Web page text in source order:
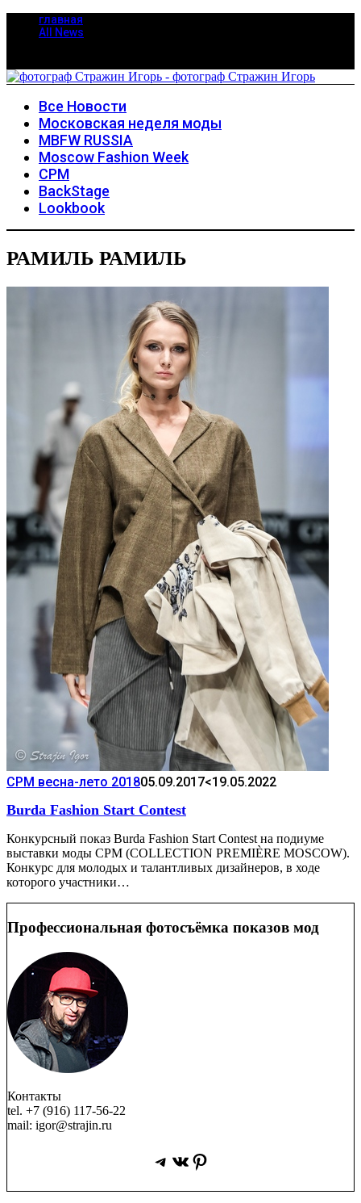
главная
All News
Все Новости
Московская неделя моды
MBFW RUSSIA
Moscow Fashion Week
CPM
BackStage
Lookbook
РАМИЛЬ РАМИЛЬ
CPM весна-лето 201805.09.2017<19.05.2022
Burda Fashion Start Contest
Конкурсный показ Burda Fashion Start Contest на подиуме
выставки моды CPM (COLLECTION PREMIÈRE MOSCOW).
Конкурс для молодых и талантливых дизайнеров, в ходе
которого участники…
Профессиональная фотосъёмка показов мод
Контакты
tel. +7 (916) 117-56-22
mail: igor@strajin.ru
Telegram
ВКонтакте
Pinterest